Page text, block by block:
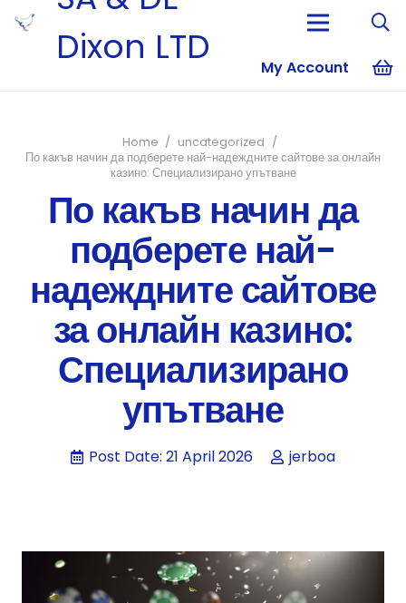
Dixon LTD
My Account
Home / uncategorized /
По какъв начин да подберете най-надеждните сайтове за онлайн
казино: Специализирано упътване
По какъв начин да
подберете най-
надеждните сайтове
за онлайн казино:
Специализирано
упътване
Post Date:21 April 2026 jerboa